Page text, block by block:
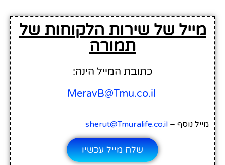
מייל של שירות הלקוחות של
תמורה
כתובת המייל הינה:
מייל נוסף – sherut@Tmuralife.co.il
שלח מייל עכשיו